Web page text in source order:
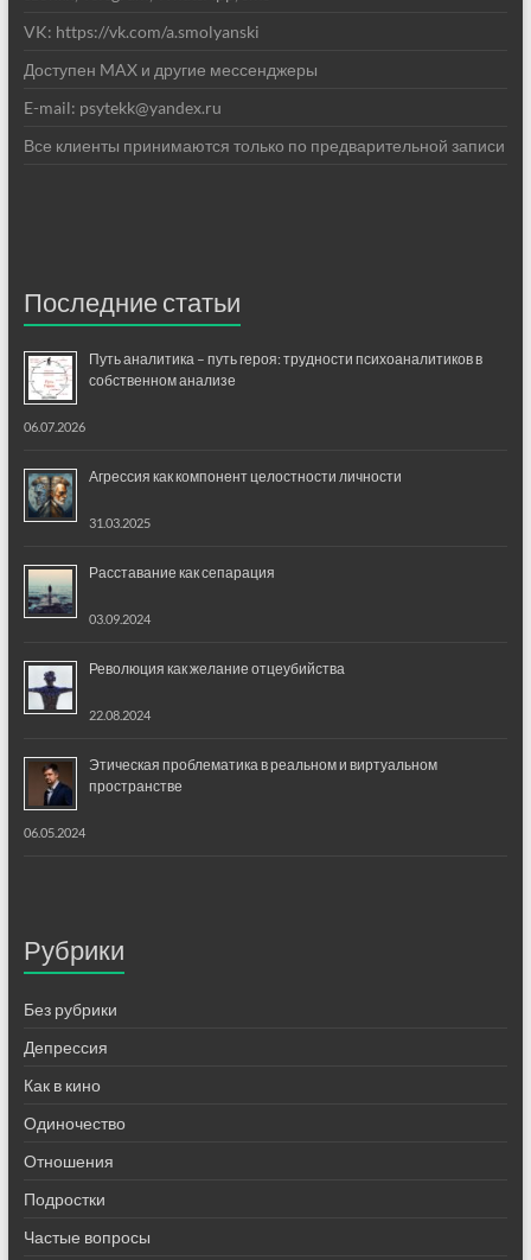
VK: https://vk.com/a.smolyanski
Доступен MAX и другие мессенджеры
E-mail: psytekk@yandex.ru
Все клиенты принимаются только по предварительной записи
Последние статьи
Путь аналитика – путь героя: трудности психоаналитиков в
собственном анализе
06.07.2026
Агрессия как компонент целостности личности
31.03.2025
Расставание как сепарация
03.09.2024
Революция как желание отцеубийства
22.08.2024
Этическая проблематика в реальном и виртуальном
пространстве
06.05.2024
Рубрики
Без рубрики
Депрессия
Как в кино
Одиночество
Отношения
Подростки
Частые вопросы